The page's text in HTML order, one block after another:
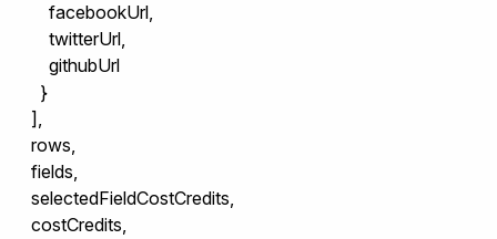
      facebookUrl,
      twitterUrl,
      githubUrl
    }
  ],
  rows,
  fields,
  selectedFieldCostCredits,
  costCredits,